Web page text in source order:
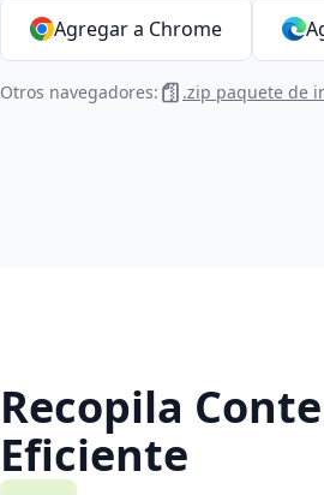
Agregar a Chrome
Otros navegadores: .zip paquete de
Recopila
Eficiente